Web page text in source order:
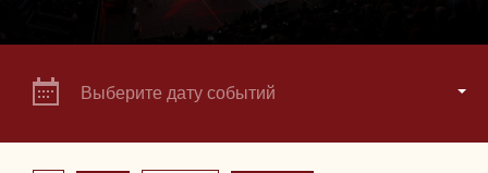
Выберите дату событий